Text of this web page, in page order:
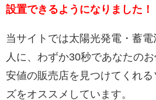
設置できるようになりました！
当サイトでは太陽光発電・蓄
人に、わずか30秒であなたの
安値の販売店を見つけてくれ
ズをオススメしています。